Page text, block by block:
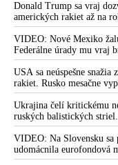
Donald Trump sa vraj
amerických rakiet až na
Camp David v
Irán. Prezident USA sa
bol presvedčený o opaku
VIDEO: Nové Mexiko
Federálne úrady mu vraj
organizátora pedofilnej
dve dievčatá zo
fetišistického sexu,
štáte
USA sa neúspešne
rakiet. Rusko mesačne
všetci producenti
Ukrajina čelí kritickému
ruských balistických
nepodarilo zostreliť ani
prostredníctvom NATO
VIDEO: Na Slovensku
udomácnila eurofondová